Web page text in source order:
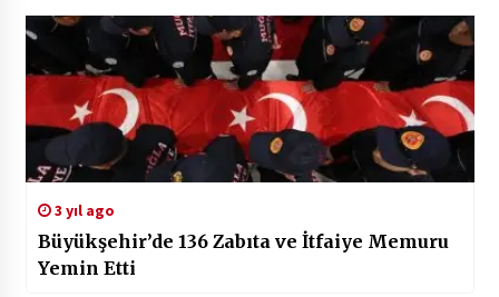
3 yıl ago
Büyükşehir’de 136 Zabıta ve İtfaiye Memuru
Yemin Etti